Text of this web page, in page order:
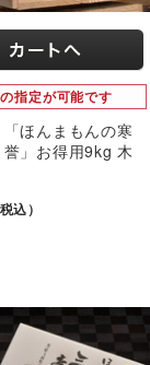
指定が可能です
ほんまもんの寒
」お得用9kg 木
込）